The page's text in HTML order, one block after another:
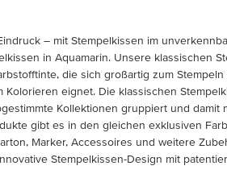
– mit Stempelkissen im
in Aquamarin. Unsere klassischen
die sich großartig zum
Kolorieren eignet. Die klassischen
Kollektionen gruppiert und damit
gibt es in den gleichen exklusiven
Marker, Accessoires und weitere
Stempelkissen-Design mit